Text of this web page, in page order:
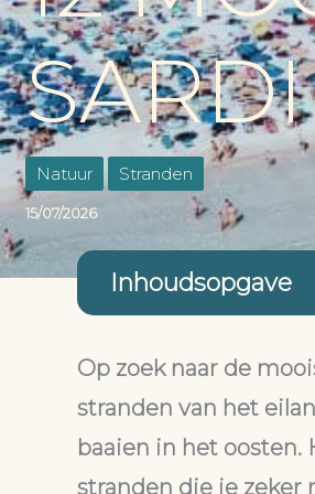
Natuur Stranden
15/07/2026
Inhoudsopgave
Op zoek naar de
stranden van het
baaien in het oosten.
stranden die je zeker